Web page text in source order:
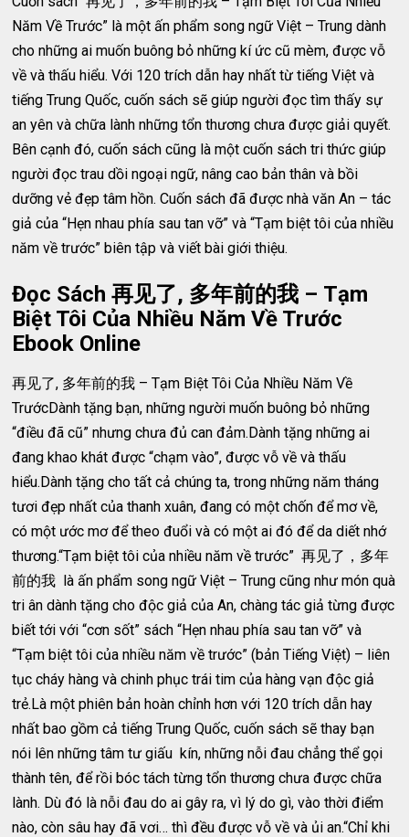
Năm Về Trước” là một ấn phẩm song ngữ Việt – Trung dành
cho những ai muốn buông bỏ những kí ức cũ mèm, được vỗ
về và thấu hiểu. Với 120 trích dẫn hay nhất từ tiếng Việt và
tiếng Trung Quốc, cuốn sách sẽ giúp người đọc tìm thấy sự
an yên và chữa lành những tổn thương chưa được giải quyết.
Bên cạnh đó, cuốn sách cũng là một cuốn sách tri thức giúp
người đọc trau dồi ngoại ngữ, nâng cao bản thân và bồi
dưỡng vẻ đẹp tâm hồn. Cuốn sách đã được nhà văn An – tác
giả của “Hẹn nhau phía sau tan vỡ” và “Tạm biệt tôi của nhiều
năm về trước” biên tập và viết bài giới thiệu.
Đọc Sách 再见了, 多年前的我 – Tạm
Biệt Tôi Của Nhiều Năm Về Trước
Ebook Online
再见了, 多年前的我 – Tạm Biệt Tôi Của Nhiều Năm Về
TrướcDành tặng bạn, những người muốn buông bỏ những
“điều đã cũ” nhưng chưa đủ can đảm.Dành tặng những ai
đang khao khát được “chạm vào”, được vỗ về và thấu
hiểu.Dành tặng cho tất cả chúng ta, trong những năm tháng
tươi đẹp nhất của thanh xuân, đang có một chốn để mơ về,
có một ước mơ để theo đuổi và có một ai đó để da diết nhớ
thương.“Tạm biệt tôi của nhiều năm về trước” 再见了，多年
前的我 là ấn phẩm song ngữ Việt – Trung cũng như món quà
tri ân dành tặng cho độc giả của An, chàng tác giả từng được
biết tới với “cơn sốt” sách “Hẹn nhau phía sau tan vỡ” và
“Tạm biệt tôi của nhiều năm về trước” (bản Tiếng Việt) – liên
tục cháy hàng và chinh phục trái tim của hàng vạn độc giả
trẻ.Là một phiên bản hoàn chỉnh hơn với 120 trích dẫn hay
nhất bao gồm cả tiếng Trung Quốc, cuốn sách sẽ thay bạn
nói lên những tâm tư giấu kín, những nỗi đau chẳng thể gọi
thành tên, để rồi bóc tách từng tổn thương chưa được chữa
lành. Dù đó là nỗi đau do ai gây ra, vì lý do gì, vào thời điểm
nào, còn sâu hay đã vơi… thì đều được vỗ về và ủi an.“Chỉ khi